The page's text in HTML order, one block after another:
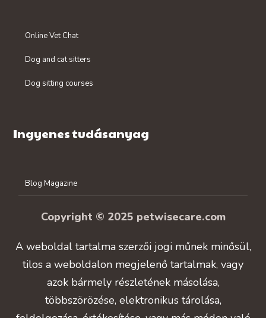
Online Vet Chat
Dog and cat sitters
Dog sitting courses
Ingyenes tudásanyag
Blog Magazine
Copyright © 2025 petwisecare.com
A weboldal tartalma szerzői jogi műnek minősül,
tilos a weboldalon megjelenő tartalmak, vagy
azok bármely részletének másolása,
többszörözése, elektronikus tárolása,